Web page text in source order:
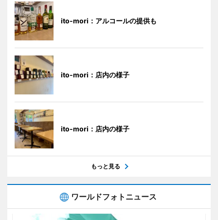
ito-mori：アルコールの提供も
ito-mori：店内の様子
ito-mori：店内の様子
もっと見る
ワールドフォトニュース